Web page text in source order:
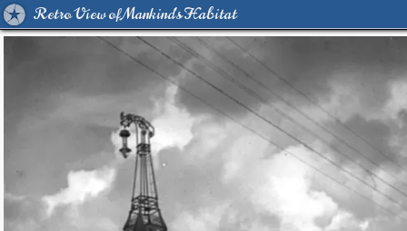
Retro View of Mankind's Habitat